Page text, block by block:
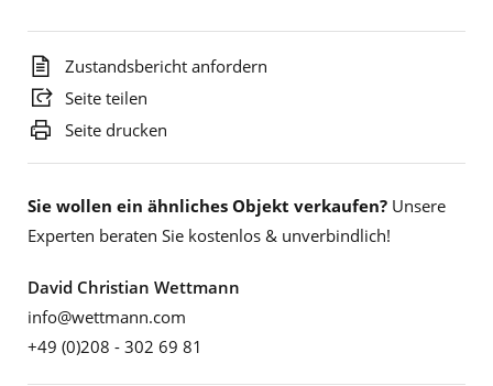
Zustandsbericht anfordern
Seite teilen
Seite drucken
Sie wollen ein ähnliches Objekt verkaufen? Unsere
Experten beraten Sie kostenlos & unverbindlich!
David Christian Wettmann
info@wettmann.com
+49 (0)208 - 302 69 81